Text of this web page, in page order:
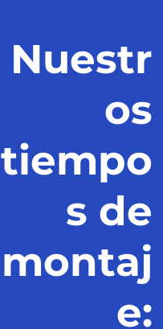
Nuestr
os
tiempo
s de
montaj
e: